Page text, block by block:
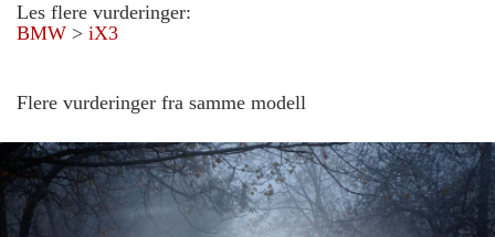
Les flere vurderinger:
BMW > iX3
Flere vurderinger fra samme modell